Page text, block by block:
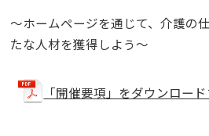
～ホームページを通じて、介護の
たな人材を獲得しよう～
「開催要項」をダウンロー